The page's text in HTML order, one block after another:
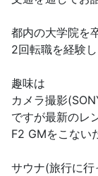
都内の大学院を
2回転職を経験し
趣味は
カメラ撮影
ですが最新のレ
F2 GMをこない
サウナ(旅行に行